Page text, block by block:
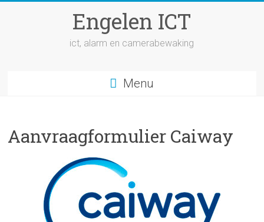
Engelen ICT
ict, alarm en camerabewaking
Menu
Aanvraagformulier Caiway